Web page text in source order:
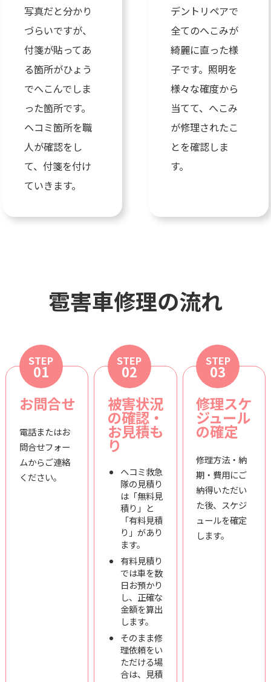
写真だと分かり
づらいですが、
付箋が貼ってあ
る箇所がひょう
でへこんでしま
った箇所です。
ヘコミ箇所を職
人が確認をし
て、付箋を付け
ていきます。
デントリペアで
全てのへこみが
綺麗に直った様
子です。照明を
様々な確度から
当てて、へこみ
が修理されたこ
とを確認しま
す。
雹害車修理の流れ
STEP
01
お問合せ
電話またはお
問合せフォー
ムからご連絡
ください。
STEP
02
被害状況
の確認・
お見積も
り
ヘコミ救急
隊の見積り
は「無料見
積り」と
「有料見積
り」があり
ます。
有料見積り
では車を数
日お預かり
し、正確な
金額を算出
します。
そのまま修
理依頼をい
ただける場
合は、見積
STEP
03
修理スケ
ジュール
の確定
修理方法・納
期・費用にご
納得いただい
た後、スケジ
ュールを確定
します。